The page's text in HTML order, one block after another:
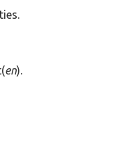
en).